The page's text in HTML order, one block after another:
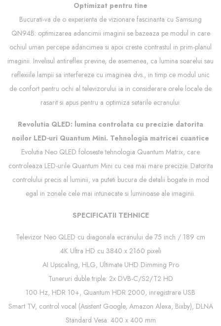
Optimizat pentru tine
Bucurati-va de o experienta de vizionare fascinanta cu Samsung
QN94B: optimizarea adancimii imaginii se bazeaza pe modul in care
ochiul uman percepe adancimea si apoi creste contrastul in prim-planul
imaginii. Invelisul antireflex previne, de asemenea, ca lumina soarelui sau
reflexiile lampii sa interfereze cu imaginea dvs., in timp ce modul unic
de confort pentru ochi al televizorului ia in considerare orele locale de
rasarit si apus pentru a optimiza setarile ecranului.
Revolutia QLED: lumina controlata cu precizie datorita
noilor LED-uri Quantum Mini. Tehnologia matricei cuantice
Evolutia Neo QLED foloseste tehnologia Quantum Matrix, care
controleaza LED-urile Quantum Mini cu cea mai mare precizie. Datorita
controlului precis al luminii, va puteti bucura de detalii bogate in mod
egal in zonele cele mai intunecate si luminoase ale imaginii.
SPECIFICATII TEHNICE
Televizor Neo QLED cu diagonala ecranului de 75 inch / 189 cm
4K Ultra HD cu 3840 x 2160 pixeli
AI Upscaling, HLG, Ultimate UHD Dimming Pro
Tuneruri duble triple: 2x DVB-C/S2/T2 HD
100 Hz, HDR 10+, Quantum HDR 2000, inregistrare USB
Smart TV, control vocal (Asistent Google, Amazon Alexa, Bixby), DLNA
Standard Vesa: 400 x 400 mm